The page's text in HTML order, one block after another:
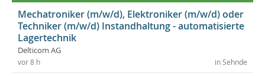
Mechatroniker (m/w/d), Elektroniker (m/w/d) oder
Techniker (m/w/d) Instandhaltung - automatisierte
Lagertechnik
Delticom AG
in Sehnde
vor 8 h